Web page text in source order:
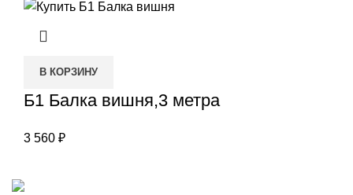
В КОРЗИНУ
Б1 Балка вишня,3 метра
3 560 ₽